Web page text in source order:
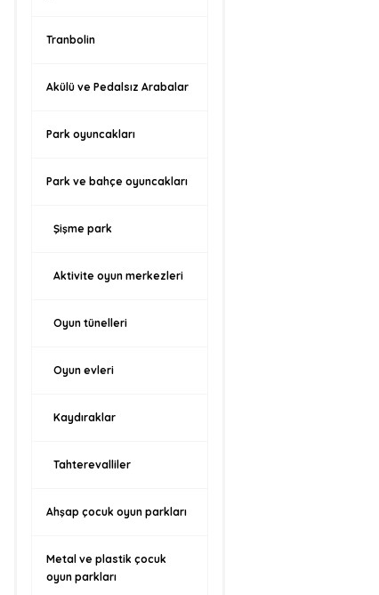
Tranbolin
Akülü ve Pedalsız Arabalar
Park oyuncakları
Park ve bahçe oyuncakları
Şişme park
Aktivite oyun merkezleri
Oyun tünelleri
Oyun evleri
Kaydıraklar
Tahterevalliler
Ahşap çocuk oyun parkları
Metal ve plastik çocuk
oyun parkları